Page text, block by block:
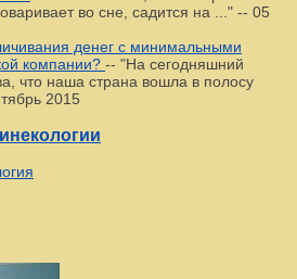
во сне, садится на ..." -- 05
денег с минимальными
компании? -- "На сегодняшний
что наша страна вошла в полосу
2015